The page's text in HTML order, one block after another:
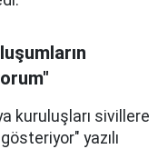
kuruluşları sivillere
yazılı